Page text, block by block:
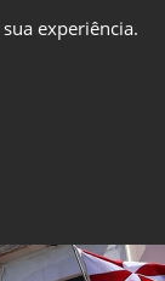
experiência.